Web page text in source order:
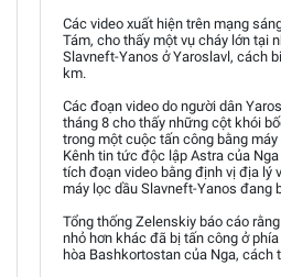
Các video xuất hiện trên mạng
Tám, cho thấy một vụ cháy lớn tại
Slavneft-Yanos ở Yaroslavl, cách
km.
Các đoạn video do người dân
tháng 8 cho thấy những cột khói
trong một cuộc tấn công bằng
Kênh tin tức độc lập Astra của
tích đoạn video bằng định vị địa lý
máy lọc dầu Slavneft-Yanos đang
Tổng thống Zelenskiy báo cáo
nhỏ hơn khác đã bị tấn công ở
hòa Bashkortostan của Nga, cách